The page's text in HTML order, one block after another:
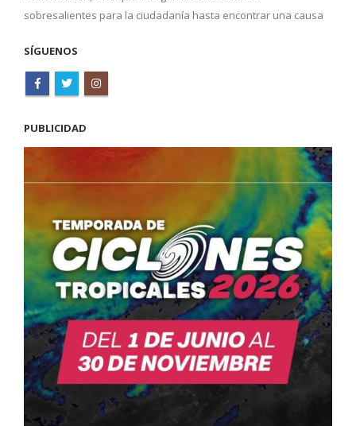
sobresalientes para la ciudadanía hasta encontrar una causa
SÍGUENOS
PUBLICIDAD